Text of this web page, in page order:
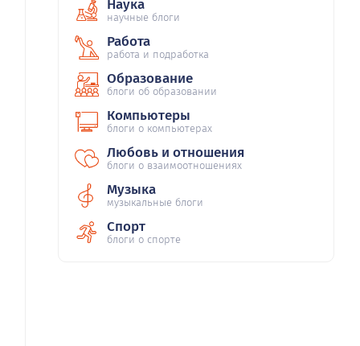
Наука
научные блоги
Работа
работа и подработка
Образование
блоги об образовании
Компьютеры
блоги о компьютерах
Любовь и отношения
блоги о взаимоотношениях
Музыка
музыкальные блоги
Спорт
блоги о спорте